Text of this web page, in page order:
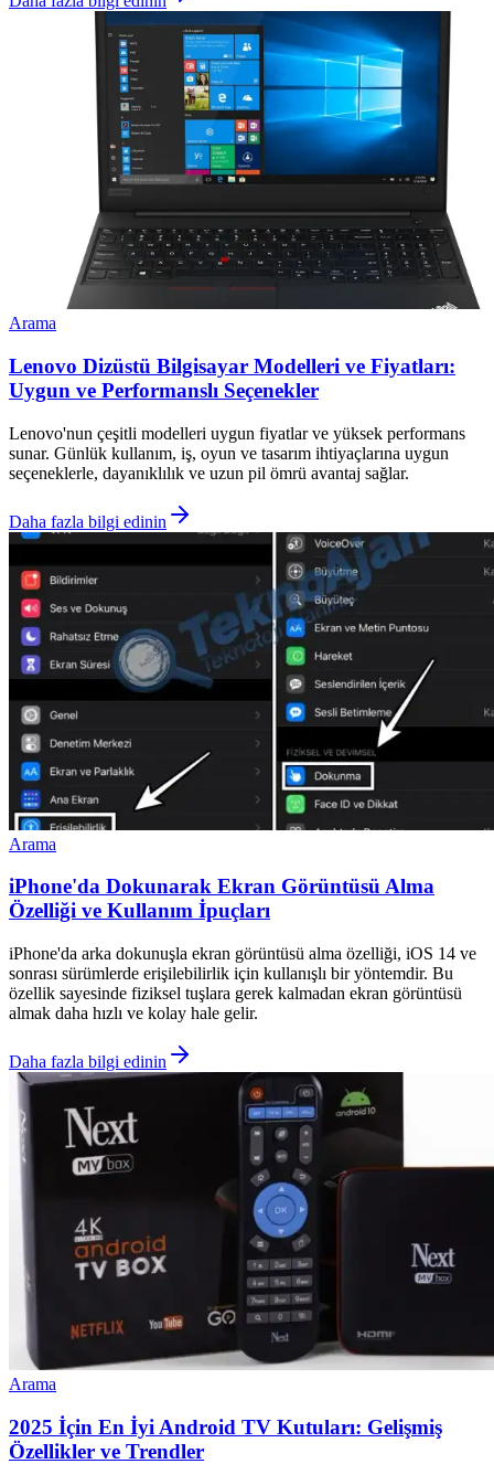
Arama
Lenovo Dizüstü Bilgisayar Modelleri ve Fiyatları:
Uygun ve Performanslı Seçenekler
Lenovo'nun çeşitli modelleri uygun fiyatlar ve yüksek performans
sunar. Günlük kullanım, iş, oyun ve tasarım ihtiyaçlarına uygun
seçeneklerle, dayanıklılık ve uzun pil ömrü avantaj sağlar.
Daha fazla bilgi edinin
Arama
iPhone'da Dokunarak Ekran Görüntüsü Alma
Özelliği ve Kullanım İpuçları
iPhone'da arka dokunuşla ekran görüntüsü alma özelliği, iOS 14 ve
sonrası sürümlerde erişilebilirlik için kullanışlı bir yöntemdir. Bu
özellik sayesinde fiziksel tuşlara gerek kalmadan ekran görüntüsü
almak daha hızlı ve kolay hale gelir.
Daha fazla bilgi edinin
Arama
2025 İçin En İyi Android TV Kutuları: Gelişmiş
Özellikler ve Trendler